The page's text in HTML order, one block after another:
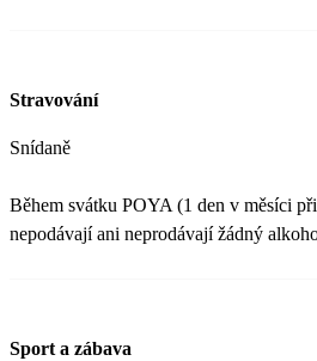
Stravování
Snídaně
Během svátku POYA (1 den v měsíci
nepodávají ani neprodávají žádný
Sport a zábava